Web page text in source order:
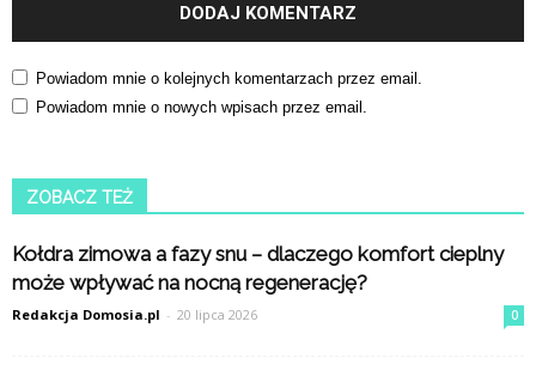
Powiadom mnie o kolejnych komentarzach przez email.
Powiadom mnie o nowych wpisach przez email.
ZOBACZ TEŻ
Kołdra zimowa a fazy snu – dlaczego komfort cieplny
może wpływać na nocną regenerację?
Redakcja Domosia.pl - 20 lipca 2026 0